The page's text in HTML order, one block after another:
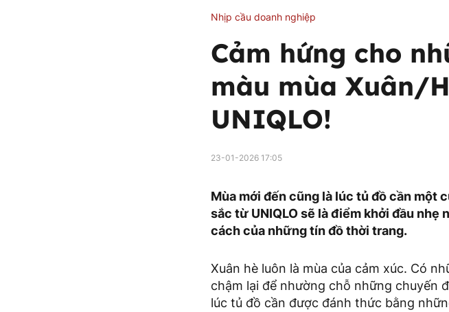
Nhịp cầu doanh nghiệp
Cảm hứng cho
màu mùa Xuân/
UNIQLO!
23-01-2026 17:05
Mùa mới đến cũng là lúc tủ đồ cần một
sắc từ UNIQLO sẽ là điểm khởi đầu
cách của những tín đồ thời trang.
Xuân hè luôn là mùa của cảm xúc. Có
chậm lại để nhường chỗ những chuyến
lúc tủ đồ cần được đánh thức bằng